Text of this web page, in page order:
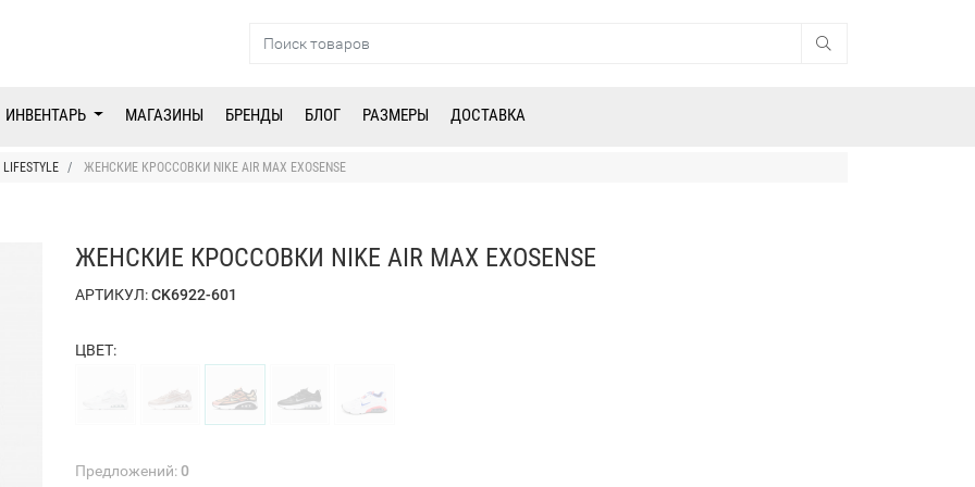
ИНВЕНТАРЬ МАГАЗИНЫ БРЕНДЫ БЛОГ РАЗМЕРЫ ДОСТАВКА
ЖЕНСКИЕ КРОССОВКИ NIKE AIR MAX EXOSENSE
ЖЕНСКИЕ КРОССОВКИ NIKE AIR MAX EXOSENSE
АРТИКУЛ:CK6922-601
ЦВЕТ:
Предложений:0